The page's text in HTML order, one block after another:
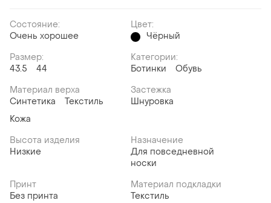
Состояние:
Очень хорошее
Цвет:
Чёрный
Размер:
43.5
44
Категории:
Ботинки
Обувь
Материал верха
Синтетика
Текстиль
Кожа
Застежка
Шнуровка
Высота изделия
Низкие
Назначение
Для повседневной
носки
Принт
Без принта
Материал подкладки
Текстиль